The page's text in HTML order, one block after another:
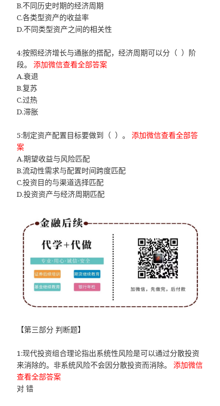
B.不同历史时期的经济周期
C.各类型资产的收益率
D.不同类型资产之间的相关性
4:按照经济增长与通胀的搭配，经济周期可以分（ ）阶
段。添加微信查看全部答案
A.衰退
B.复苏
C.过热
D.滞胀
5:制定资产配置目标要做到（ ）。添加微信查看全部答
案
A.期望收益与风险匹配
B.流动性需求与配置时间跨度匹配
C.投资目的与渠道选择匹配
D.投资资产与经济周期匹配
【第三部分 判断题】
1:现代投资组合理论指出系统性风险是可以通过分散投资
来消除的。非系统风险不会因分散投资而消除。添加微信
查看全部答案
对 错